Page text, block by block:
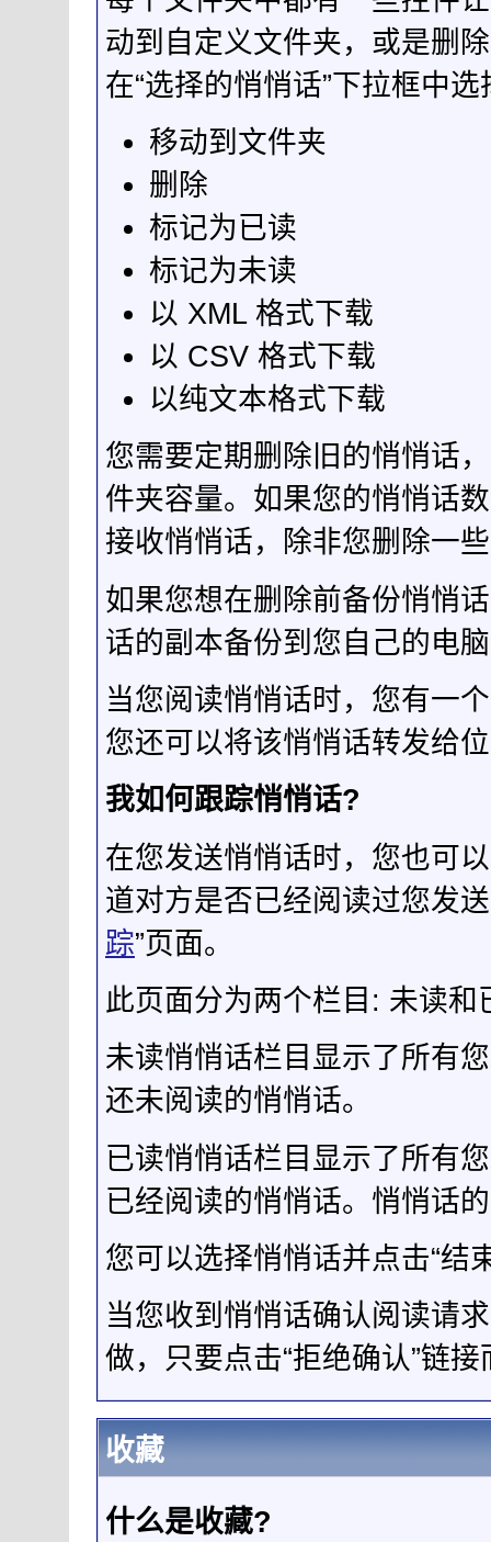
动到自定义文件夹，或是删
在“选择的悄悄话”下拉框中
移动到文件夹
删除
标记为已读
标记为未读
以 XML 格式下载
以 CSV 格式下载
以纯文本格式下载
您需要定期删除旧的悄悄话
件夹容量。如果您的悄悄话
接收悄悄话，除非您删除一
如果您想在删除前备份悄悄
话的副本备份到您自己的电
当您阅读悄悄话时，您有一
您还可以将该悄悄话转发给
我如何跟踪悄悄话?
在您发送悄悄话时，您也可
道对方是否已经阅读过您发
踪”页面。
此页面分为两个栏目: 未读和
未读悄悄话栏目显示了所有
还未阅读的悄悄话。
已读悄悄话栏目显示了所有
已经阅读的悄悄话。悄悄话
您可以选择悄悄话并点击“结
当您收到悄悄话确认阅读请
做，只要点击“拒绝确认”链
收藏
什么是收藏?